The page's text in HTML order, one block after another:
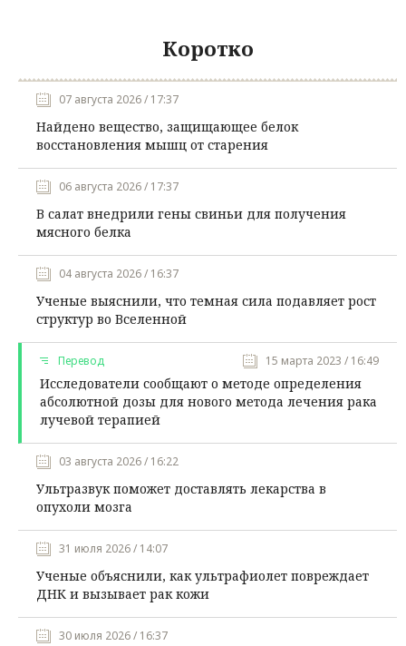
Коротко
07 августа 2026 / 17:37
Найдено вещество, защищающее белок
восстановления мышц от старения
06 августа 2026 / 17:37
В салат внедрили гены свиньи для получения
мясного белка
04 августа 2026 / 16:37
Ученые выяснили, что темная сила подавляет рост
структур во Вселенной
Перевод 15 марта 2023 / 16:49
Исследователи сообщают о методе определения
абсолютной дозы для нового метода лечения рака
лучевой терапией
03 августа 2026 / 16:22
Ультразвук поможет доставлять лекарства в
опухоли мозга
31 июля 2026 / 14:07
Ученые объяснили, как ультрафиолет повреждает
ДНК и вызывает рак кожи
30 июля 2026 / 16:37